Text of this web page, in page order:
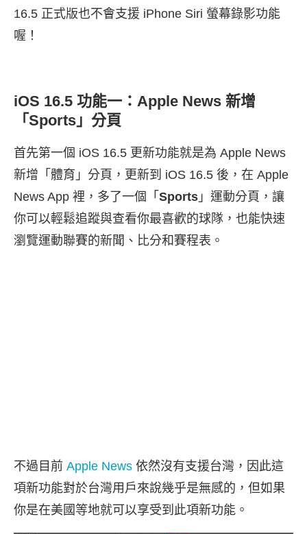
16.5 正式版也不會支援 iPhone Siri 螢幕錄影功能
喔！
iOS 16.5 功能一：Apple News 新增
「Sports」分頁
首先第一個 iOS 16.5 更新功能就是為 Apple News
新增「體育」分頁，更新到 iOS 16.5 後，在 Apple
News App 裡，多了一個「 Sports 」運動分頁，讓
你可以輕鬆追蹤與查看你最喜歡的球隊，也能快速
瀏覽運動聯賽的新聞、比分和賽程表。
不過目前 Apple News 依然沒有支援台灣，因此這
項新功能對於台灣用戶來說幾乎是無感的，但如果
你是在美國等地就可以享受到此項新功能。